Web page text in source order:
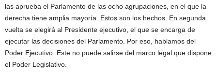
las aprueba el Parlamento de las ocho agrupaciones, en el que la
derecha tiene amplia mayoría. Estos son los hechos. En segunda
vuelta se elegirá al Presidente ejecutivo, el que se encarga de
ejecutar las decisiones del Parlamento. Por eso, hablamos del
Poder Ejecutivo. Este no puede salirse del marco legal que dispone
el Poder Legislativo.